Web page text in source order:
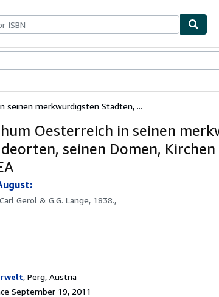
seinen merkwürdigsten Städten, ...
Oesterreich in seinen
seinen Domen, Kirchen
Gerol & G.G. Lange, 1838.,
, Perg, Austria
September 19, 2011